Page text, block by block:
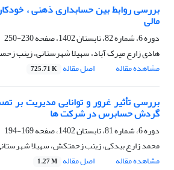
بررسی روابط بین حسابداری ذهنی ،
مالی
دوره 6، شماره 82، تابستان 1402، صفحه
230-250
هادی زارع میرک آباد، سهیلا شهرستانی، زینب
مشاهده مقاله
اصل مقاله 725.71 K
بررسی تأثیر غرور و توانایی مدیریت بر
گردش حسابرس در شرکت ها
دوره 6، شماره 81، تابستان 1402، صفحه
169-194
محمد زارع بیدکی، زینب زحمتکش، سهیلا
مشاهده مقاله
اصل مقاله 1.27 M